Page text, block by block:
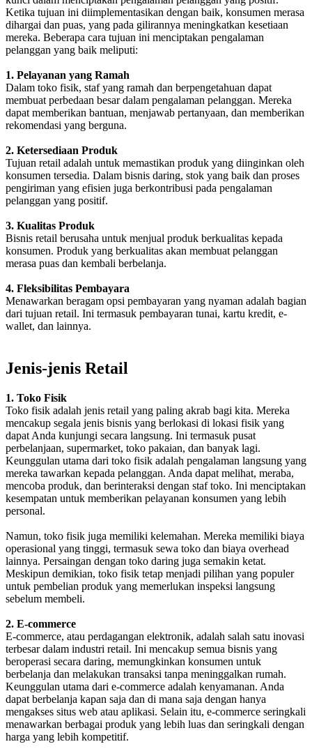
Ketika tujuan ini diimplementasikan dengan baik, konsumen merasa
dihargai dan puas, yang pada gilirannya meningkatkan kesetiaan
mereka. Beberapa cara tujuan ini menciptakan pengalaman
pelanggan yang baik meliputi:
1. Pelayanan yang Ramah
Dalam toko fisik, staf yang ramah dan berpengetahuan dapat
membuat perbedaan besar dalam pengalaman pelanggan. Mereka
dapat memberikan bantuan, menjawab pertanyaan, dan memberikan
rekomendasi yang berguna.
2. Ketersediaan Produk
Tujuan retail adalah untuk memastikan produk yang diinginkan oleh
konsumen tersedia. Dalam bisnis daring, stok yang baik dan proses
pengiriman yang efisien juga berkontribusi pada pengalaman
pelanggan yang positif.
3. Kualitas Produk
Bisnis retail berusaha untuk menjual produk berkualitas kepada
konsumen. Produk yang berkualitas akan membuat pelanggan
merasa puas dan kembali berbelanja.
4. Fleksibilitas Pembayara
Menawarkan beragam opsi pembayaran yang nyaman adalah bagian
dari tujuan retail. Ini termasuk pembayaran tunai, kartu kredit, e-
wallet, dan lainnya.
Jenis-jenis Retail
1. Toko Fisik
Toko fisik adalah jenis retail yang paling akrab bagi kita. Mereka
mencakup segala jenis bisnis yang berlokasi di lokasi fisik yang
dapat Anda kunjungi secara langsung. Ini termasuk pusat
perbelanjaan, supermarket, toko pakaian, dan banyak lagi.
Keunggulan utama dari toko fisik adalah pengalaman langsung yang
mereka tawarkan kepada pelanggan. Anda dapat melihat, meraba,
mencoba produk, dan berinteraksi dengan staf toko. Ini menciptakan
kesempatan untuk memberikan pelayanan konsumen yang lebih
personal.
Namun, toko fisik juga memiliki kelemahan. Mereka memiliki biaya
operasional yang tinggi, termasuk sewa toko dan biaya overhead
lainnya. Persaingan dengan toko daring juga semakin ketat.
Meskipun demikian, toko fisik tetap menjadi pilihan yang populer
untuk pembelian produk yang memerlukan inspeksi langsung
sebelum membeli.
2. E-commerce
E-commerce, atau perdagangan elektronik, adalah salah satu inovasi
terbesar dalam industri retail. Ini mencakup semua bisnis yang
beroperasi secara daring, memungkinkan konsumen untuk
berbelanja dan melakukan transaksi tanpa meninggalkan rumah.
Keunggulan utama dari e-commerce adalah kenyamanan. Anda
dapat berbelanja kapan saja dan di mana saja dengan hanya
mengakses situs web atau aplikasi. Selain itu, e-commerce seringkali
menawarkan berbagai produk yang lebih luas dan seringkali dengan
harga yang lebih kompetitif.